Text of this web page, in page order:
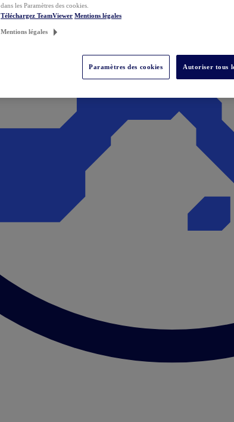
dans les Paramètres des cookies.
Téléchargez TeamViewer Mentions légales
Mentions légales
Paramètres des cookies Autoriser tous